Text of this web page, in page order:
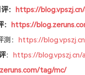
： https://
https://
： https://
： https://blog.vpszj.cn/
tag/mc/